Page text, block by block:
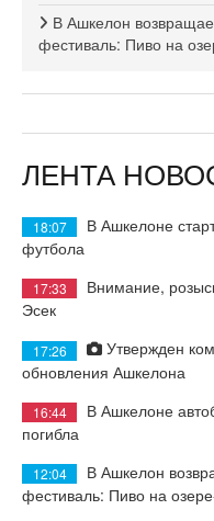
В Ашкелон
фестиваль: Пиво на
ЛЕНТА
18:07
В Ашкелоне
футбола
17:33
Внимание,
Эсек
17:26
Утвержден
обновления Ашкелона
16:44
В Ашкелоне
погибла
12:04
В Ашкелон
фестиваль: Пиво на